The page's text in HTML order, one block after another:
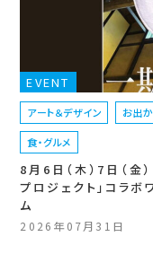
EVENT
アート＆デザイン お出
食・グルメ
8月6日（木）7日（
プロジェクト」コラ
ム
2026年07月31日